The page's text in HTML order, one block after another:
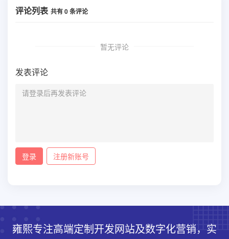
评论列表 共有0条评论
暂无评论
发表评论
登录 注册新账号
雍熙专注高端定制开发网站及数字化营销，实